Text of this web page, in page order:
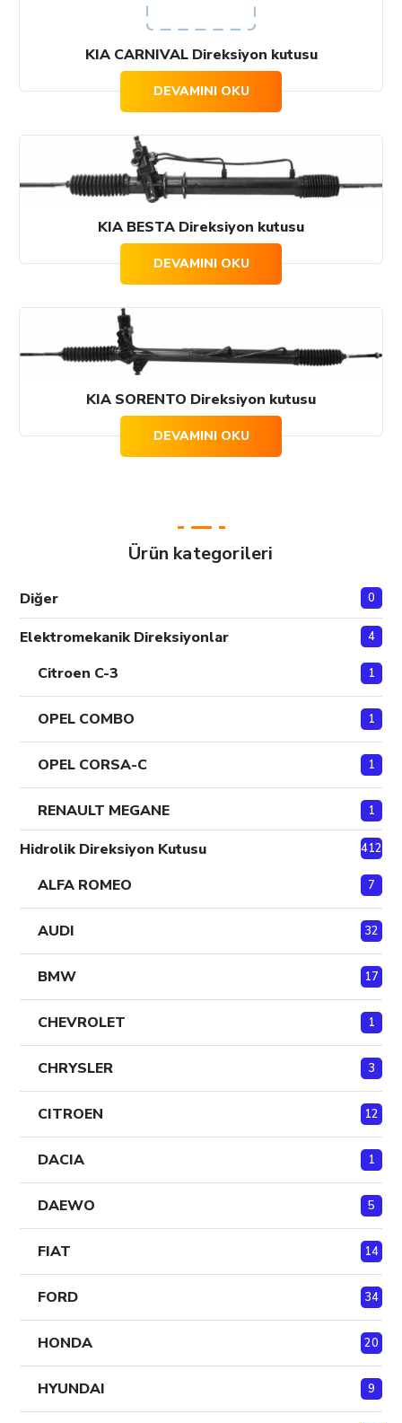
KIA CARNIVAL Direksiyon kutusu
DEVAMINI OKU
KIA BESTA Direksiyon kutusu
DEVAMINI OKU
KIA SORENTO Direksiyon kutusu
DEVAMINI OKU
Ürün kategorileri
Diğer 0
Elektromekanik Direksiyonlar 4
Citroen C-3 1
OPEL COMBO 1
OPEL CORSA-C 1
RENAULT MEGANE 1
Hidrolik Direksiyon Kutusu 412
ALFA ROMEO 7
AUDI 32
BMW 17
CHEVROLET 1
CHRYSLER 3
CITROEN 12
DACIA 1
DAEWO 5
FIAT 14
FORD 34
HONDA 20
HYUNDAI 9